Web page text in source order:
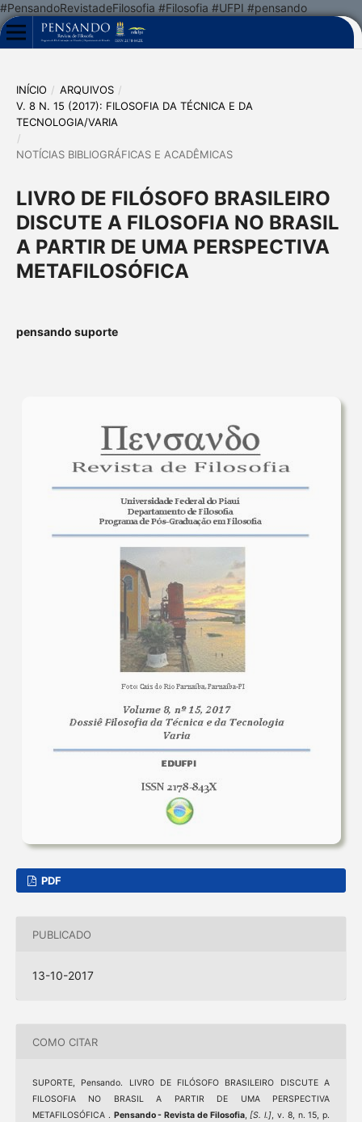
#PensandoRevistadeFilosofia #Filosofia #UFPI #pensando
INÍCIO / ARQUIVOS /
V. 8 N. 15 (2017): FILOSOFIA DA TÉCNICA E DA
TECNOLOGIA/VARIA
/
NOTÍCIAS BIBLIOGRÁFICAS E ACADÊMICAS
LIVRO DE FILÓSOFO BRASILEIRO
DISCUTE A FILOSOFIA NO BRASIL
A PARTIR DE UMA PERSPECTIVA
METAFILOSÓFICA
pensando suporte
PDF
PUBLICADO
13-10-2017
COMO CITAR
SUPORTE, Pensando. LIVRO DE FILÓSOFO BRASILEIRO DISCUTE A
FILOSOFIA NO BRASIL A PARTIR DE UMA PERSPECTIVA
METAFILOSÓFICA . Pensando - Revista de Filosofia,[S. l.], v. 8, n. 15, p.